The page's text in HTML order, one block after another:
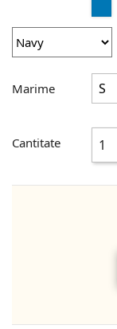
Marime
Cantitate